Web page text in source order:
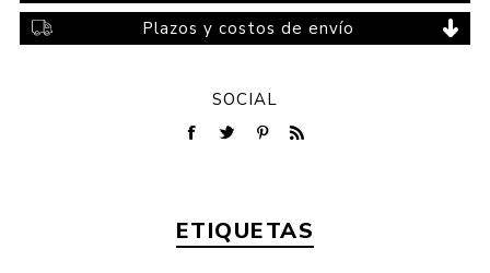
Plazos y costos de envío
SOCIAL
ETIQUETAS